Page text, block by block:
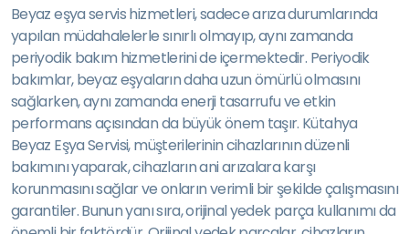
Beyaz eşya servis hizmetleri, sadece arıza durumlarında
yapılan müdahalelerle sınırlı olmayıp, aynı zamanda
periyodik bakım hizmetlerini de içermektedir. Periyodik
bakımlar, beyaz eşyaların daha uzun ömürlü olmasını
sağlarken, aynı zamanda enerji tasarrufu ve etkin
performans açısından da büyük önem taşır. Kütahya
Beyaz Eşya Servisi, müşterilerinin cihazlarının düzenli
bakımını yaparak, cihazların ani arızalara karşı
korunmasını sağlar ve onların verimli bir şekilde çalışmasını
garantiler. Bunun yanı sıra, orijinal yedek parça kullanımı da